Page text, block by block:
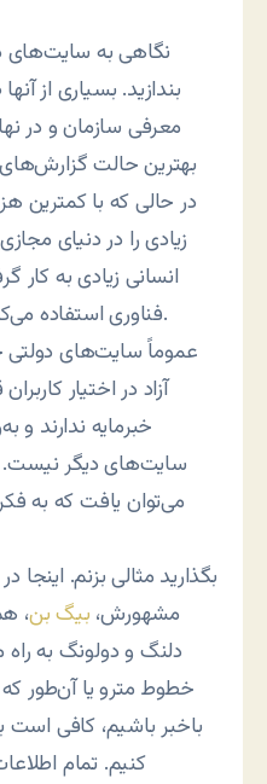
نگاهی به سایت‌های
بندازید. بسیاری از
معرفی سازمان و در
بهترین حالت
در حالی که با کمترین
زیادی را در دنیای
انسانی زیادی به کار
فناوری استفاده می‌کنند، می‌توان خدمات ارائه داد.
عموماً سایت‌های
آزاد در اختیار
خبرمایه ندارند و
سایت‌های دیگر نیست.
می‌توان یافت که به
بگذارید مثالی بزنم.
مشهورش، بیگ بن،
دلنگ و دولونگ به راه
خطوط مترو یا آن‌طور که
باخبر باشیم، کافی است
کنیم. تمام